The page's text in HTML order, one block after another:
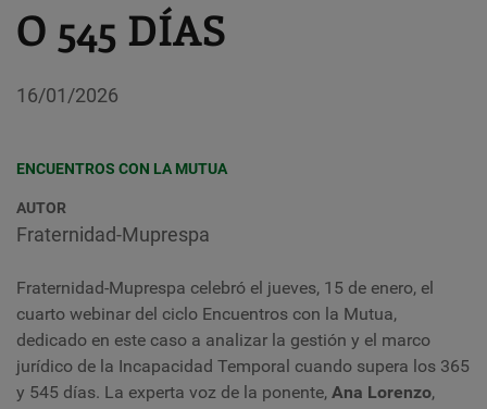
O 545 DÍAS
16/01/2026
ENCUENTROS CON LA MUTUA
AUTOR
Fraternidad-Muprespa
Fraternidad-Muprespa celebró el jueves, 15 de enero, el
cuarto webinar del ciclo Encuentros con la Mutua,
dedicado en este caso a analizar la gestión y el marco
jurídico de la Incapacidad Temporal cuando supera los 365
y 545 días. La experta voz de la ponente, Ana Lorenzo,